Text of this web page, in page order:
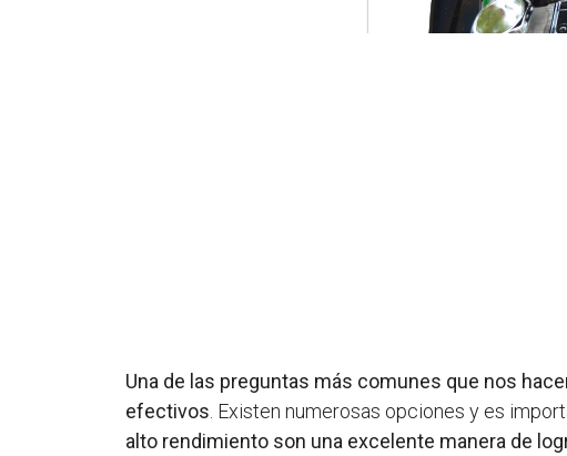
Una de las preguntas más comunes que nos
efectivos . Existen numerosas opciones y es
alto rendimiento son una excelente manera de